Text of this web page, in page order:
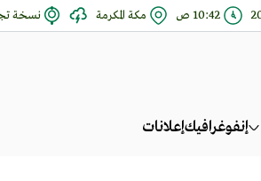
10:42 ص مكة المكرمة نسخة
إنفوغرافيكإعلانات